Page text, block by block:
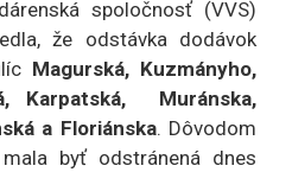
spoločnosť (VVS)
že odstávka dodávok
Magurská, Kuzmányho,
Karpatská, Muránska,
a Floriánska. Dôvodom
byť odstránená dnes